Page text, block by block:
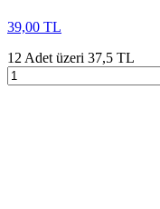
39,00 TL
12 Adet üzeri 37,5 TL